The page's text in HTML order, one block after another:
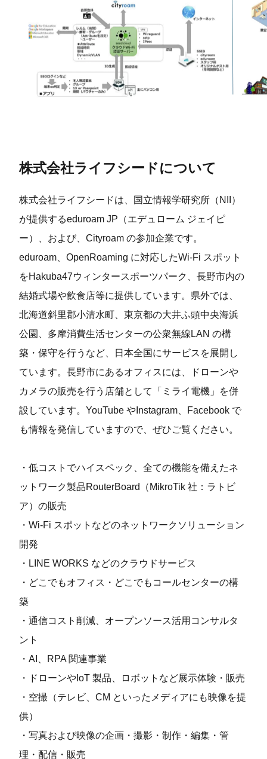
株式会社ライフシードについて
株式会社ライフシードは、国⽴情報学研究所（NII）
が提供するeduroam JP（エデュローム ジェイピ
ー）、および、Cityroam の参加企業です。
eduroam、OpenRoaming に対応したWi-Fi スポット
をHakuba47ウィンタースポーツパーク、⻑野市内の
結婚式場や飲⾷店等に提供しています。県外では、
北海道斜⾥郡⼩清⽔町、東京都の⼤井ふ頭中央海浜
公園、多摩消費⽣活センターの公衆無線LAN の構
築・保守を⾏うなど、⽇本全国にサービスを展開し
ています。⻑野市にあるオフィスには、ドローンや
カメラの販売を⾏う店舗として「ミライ電機」を併
設しています。YouTube やInstagram、Facebook で
も情報を発信していますので、ぜひご覧ください。
・低コストでハイスペック、全ての機能を備えたネ
ットワーク製品RouterBoard（MikroTik 社：ラトビ
ア）の販売
・Wi-Fi スポットなどのネットワークソリューション
開発
・LINE WORKS などのクラウドサービス
・どこでもオフィス・どこでもコールセンターの構
築
・通信コスト削減、オープンソース活⽤コンサルタ
ント
・AI、RPA 関連事業
・ドローンやIoT 製品、ロボットなど展⽰体験・販売
・空撮（テレビ、CM といったメディアにも映像を提
供）
・写真および映像の企画・撮影・制作・編集・管
理・配信・販売